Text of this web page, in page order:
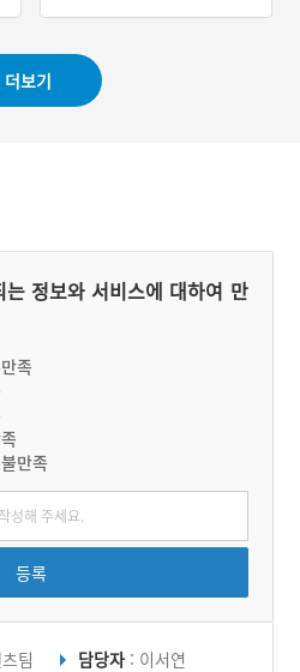
당신 아버지가 꿈에 나타나
지내서 제사상을 받을 수 없
으니 제발 닭이 울기 전에
제사를 모시라고 했다는 것
더보기
정보와 서비스에 대하여 만
족
만족
등록
팀 담당자 : 이서연